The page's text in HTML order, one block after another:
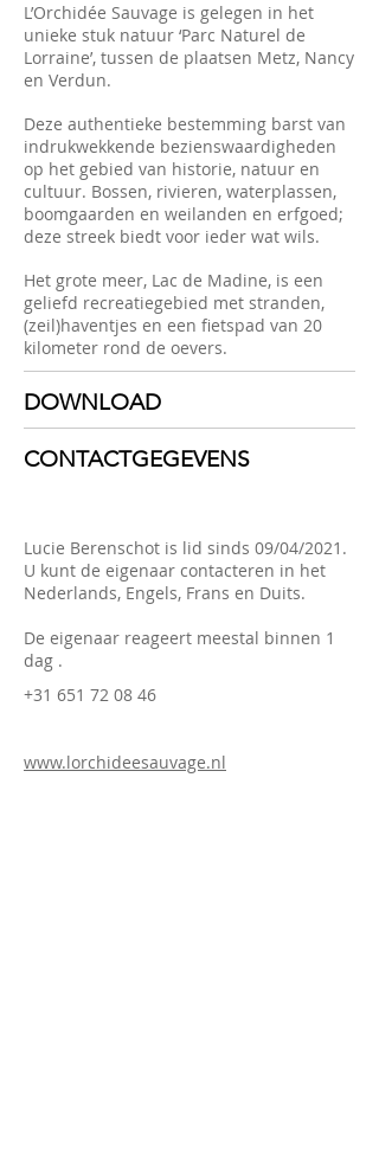
L’Orchidée Sauvage is gelegen in het
unieke stuk natuur ‘Parc Naturel de
Lorraine’, tussen de plaatsen Metz, Nancy
en Verdun.
Deze authentieke bestemming barst van
indrukwekkende bezienswaardigheden
op het gebied van historie, natuur en
cultuur. Bossen, rivieren, waterplassen,
boomgaarden en weilanden en erfgoed;
deze streek biedt voor ieder wat wils.
Het grote meer, Lac de Madine, is een
geliefd recreatiegebied met stranden,
(zeil)haventjes en een fietspad van 20
kilometer rond de oevers.
DOWNLOAD
CONTACTGEGEVENS
Lucie Berenschot ​ is lid sinds 09/04/2021.
U kunt de eigenaar contacteren in het
Nederlands, Engels, Frans en Duits.
De eigenaar reageert meestal binnen 1
dag .
+31 651 72 08 46
www.lorchideesauvage.nl